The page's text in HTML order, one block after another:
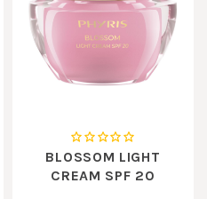
BLOSSOM LIGHT
CREAM SPF 20